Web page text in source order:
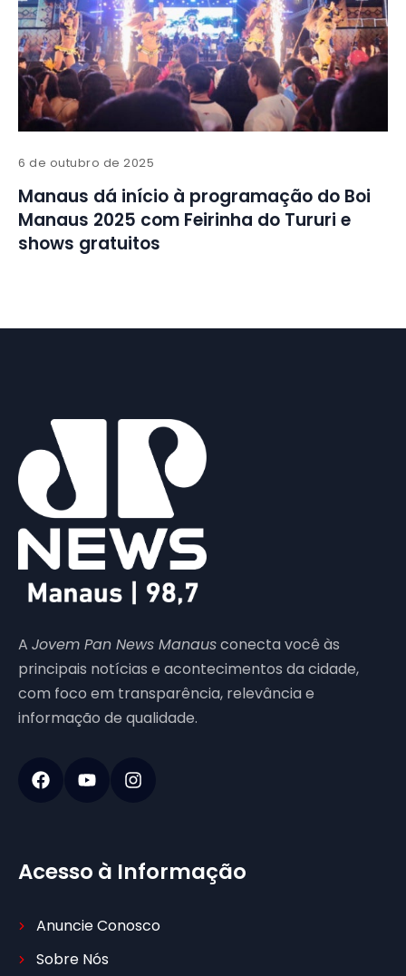
6 de outubro de 2025
Manaus dá início à programação do Boi
Manaus 2025 com Feirinha do Tururi e
shows gratuitos
A Jovem Pan News Manausconecta você às
principais notícias e acontecimentos da cidade,
com foco em transparência, relevância e
informação de qualidade.
Acesso à Informação
Anuncie Conosco
Sobre Nós